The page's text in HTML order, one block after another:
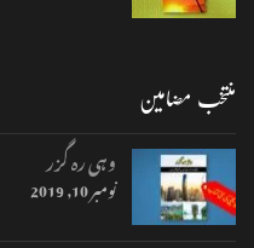
منتخب مضامین
وہی رہ گزر
نومبر 10, 2019